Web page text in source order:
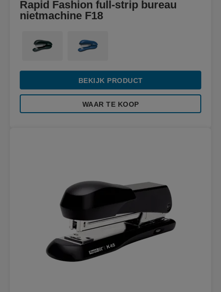
Rapid Fashion full-strip bureau
nietmachine F18
BEKIJK PRODUCT
WAAR TE KOOP